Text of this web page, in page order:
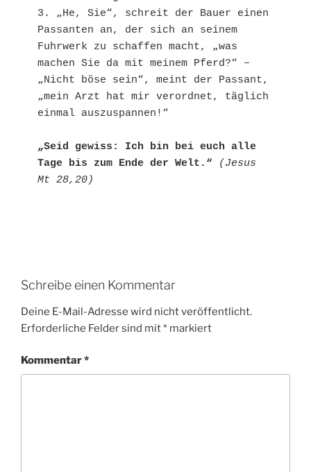
3. „He, Sie“, schreit der Bauer einen
Passanten an, der sich an seinem
Fuhrwerk zu schaffen macht, „was
machen Sie da mit meinem Pferd?“ –
„Nicht böse sein“, meint der Passant,
„mein Arzt hat mir verordnet, täglich
einmal auszuspannen!“
„Seid gewiss: Ich bin bei euch alle
Tage bis zum Ende der Welt.“
(Jesus
Mt 28,20)
Schreibe einen Kommentar
Deine E-Mail-Adresse wird nicht veröffentlicht.
Erforderliche Felder sind mit* markiert
Kommentar*